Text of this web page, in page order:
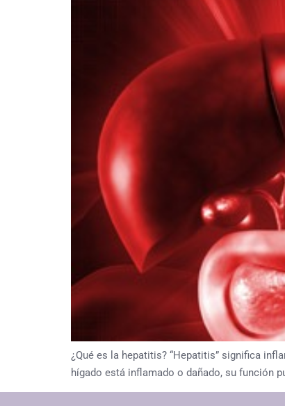
¿Qué es la hepatitis? “Hepatitis” significa
hígado está inflamado o dañado, su función